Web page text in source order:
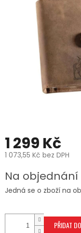
hvězdiček.
1 299 Kč
1 073,55 Kč bez DPH
cena:
Na
Jedná se o zboží na
PŘIDAT